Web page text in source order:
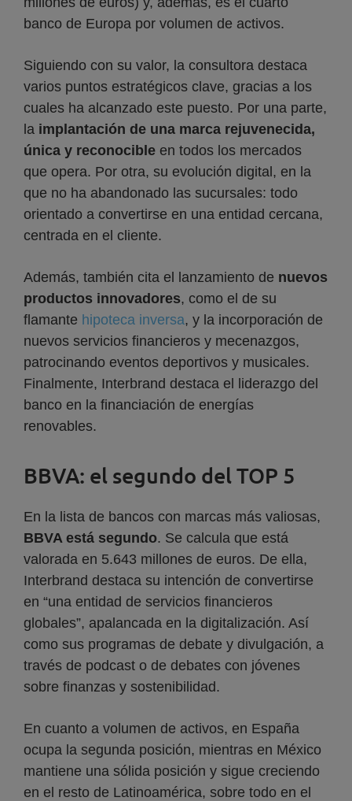
banco de Europa por volumen de activos.
Siguiendo con su valor, la consultora destaca
varios puntos estratégicos clave, gracias a los
cuales ha alcanzado este puesto. Por una parte,
la implantación de una marca rejuvenecida,
única y reconocible en todos los mercados
que opera. Por otra, su evolución digital, en la
que no ha abandonado las sucursales: todo
orientado a convertirse en una entidad cercana,
centrada en el cliente.
Además, también cita el lanzamiento de nuevos
productos innovadores, como el de su
flamante hipoteca inversa, y la incorporación de
nuevos servicios financieros y mecenazgos,
patrocinando eventos deportivos y musicales.
Finalmente, Interbrand destaca el liderazgo del
banco en la financiación de energías
renovables.
BBVA: el segundo del TOP 5
En la lista de bancos con marcas más valiosas,
BBVA está segundo. Se calcula que está
valorada en 5.643 millones de euros. De ella,
Interbrand destaca su intención de convertirse
en “una entidad de servicios financieros
globales”, apalancada en la digitalización. Así
como sus programas de debate y divulgación, a
través de podcast o de debates con jóvenes
sobre finanzas y sostenibilidad.
En cuanto a volumen de activos, en España
ocupa la segunda posición, mientras en México
mantiene una sólida posición y sigue creciendo
en el resto de Latinoamérica, sobre todo en el